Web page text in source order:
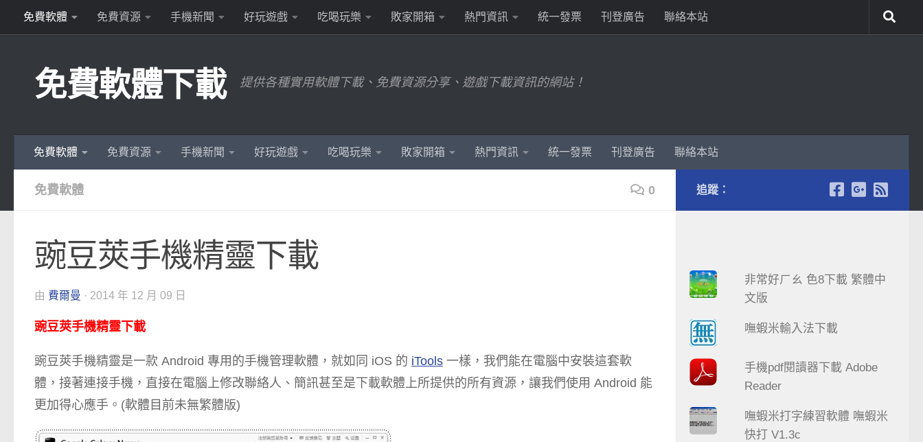
Skip to content
免費軟體 免費資源 手機新聞 好玩遊戲 吃喝玩樂 敗家開箱 熱門資訊 統一發票 刊登廣告 聯絡本站
免費軟體下載 提供各種實用軟體下載、免費資源分享、遊戲下載資訊的網站！
免費軟體 免費資源 手機新聞 好玩遊戲 吃喝玩樂 敗家開箱 熱門資訊 統一發票 刊登廣告 聯絡本站
免費軟體 0
豌豆莢手機精靈下載
由 費爾曼 · 2014 年 12 月 09 日
豌豆莢手機精靈下載
豌豆莢手機精靈是一款 Android 專用的手機管理軟體，就如同 iOS 的 iTools 一樣，我們能在電腦中安裝這套軟
體，接著連接手機，直接在電腦上修改聯絡人、簡訊甚至是下載軟體上所提供的所有資源，讓我們使用 Android 能
更加得心應手。(軟體目前未無繁體版)
追蹤：
非常好ㄏㄠ 色8下載 繁體中
文版
嘸蝦米輸入法下載
手機pdf閱讀器下載 Adobe
Reader
嘸蝦米打字練習軟體 嘸蝦米
快打 V1.3c